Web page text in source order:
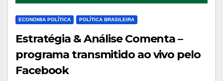
ECONOMIA POLÍTICA POLÍTICA BRASILEIRA
Estratégia & Análise Comenta –
programa transmitido ao vivo pelo
Facebook